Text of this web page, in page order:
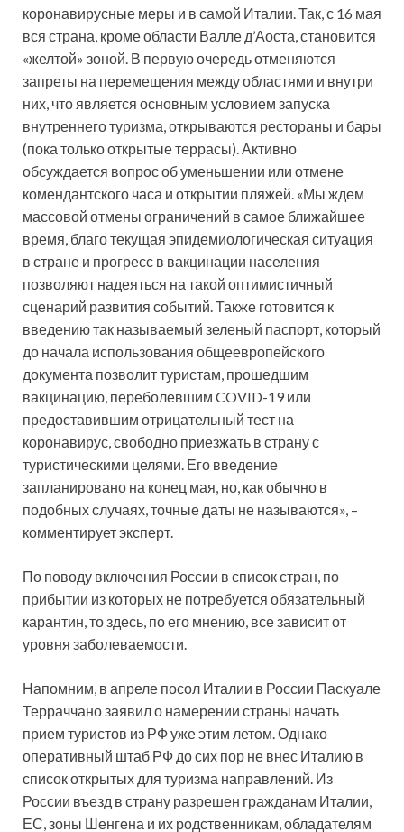
коронавирусные меры и в самой Италии. Так, с 16 мая
вся страна, кроме области Валле д’Аоста, становится
«желтой» зоной. В первую очередь отменяются
запреты на перемещения между областями и внутри
них, что является основным условием запуска
внутреннего туризма, открываются рестораны и бары
(пока только открытые террасы). Активно
обсуждается вопрос об уменьшении или отмене
комендантского часа и открытии пляжей. «Мы ждем
массовой отмены ограничений в самое ближайшее
время, благо текущая эпидемиологическая ситуация
в стране и прогресс в вакцинации населения
позволяют надеяться на такой оптимистичный
сценарий развития событий. Также готовится к
введению так называемый зеленый паспорт, который
до начала использования общеевропейского
документа позволит туристам, прошедшим
вакцинацию, переболевшим COVID-19 или
предоставившим отрицательный тест на
коронавирус, свободно приезжать в страну с
туристическими целями. Его введение
запланировано на конец мая, но, как обычно в
подобных случаях, точные даты не называются», –
комментирует эксперт.
По поводу включения России в список стран, по
прибытии из которых не потребуется обязательный
карантин, то здесь, по его мнению, все зависит от
уровня заболеваемости.
Напомним, в апреле посол Италии в России Паскуале
Терраччано заявил о намерении страны начать
прием туристов из РФ уже этим летом. Однако
оперативный штаб РФ до сих пор не внес Италию в
список открытых для туризма направлений. Из
России въезд в страну разрешен гражданам Италии,
ЕС, зоны Шенгена и их родственникам, обладателям